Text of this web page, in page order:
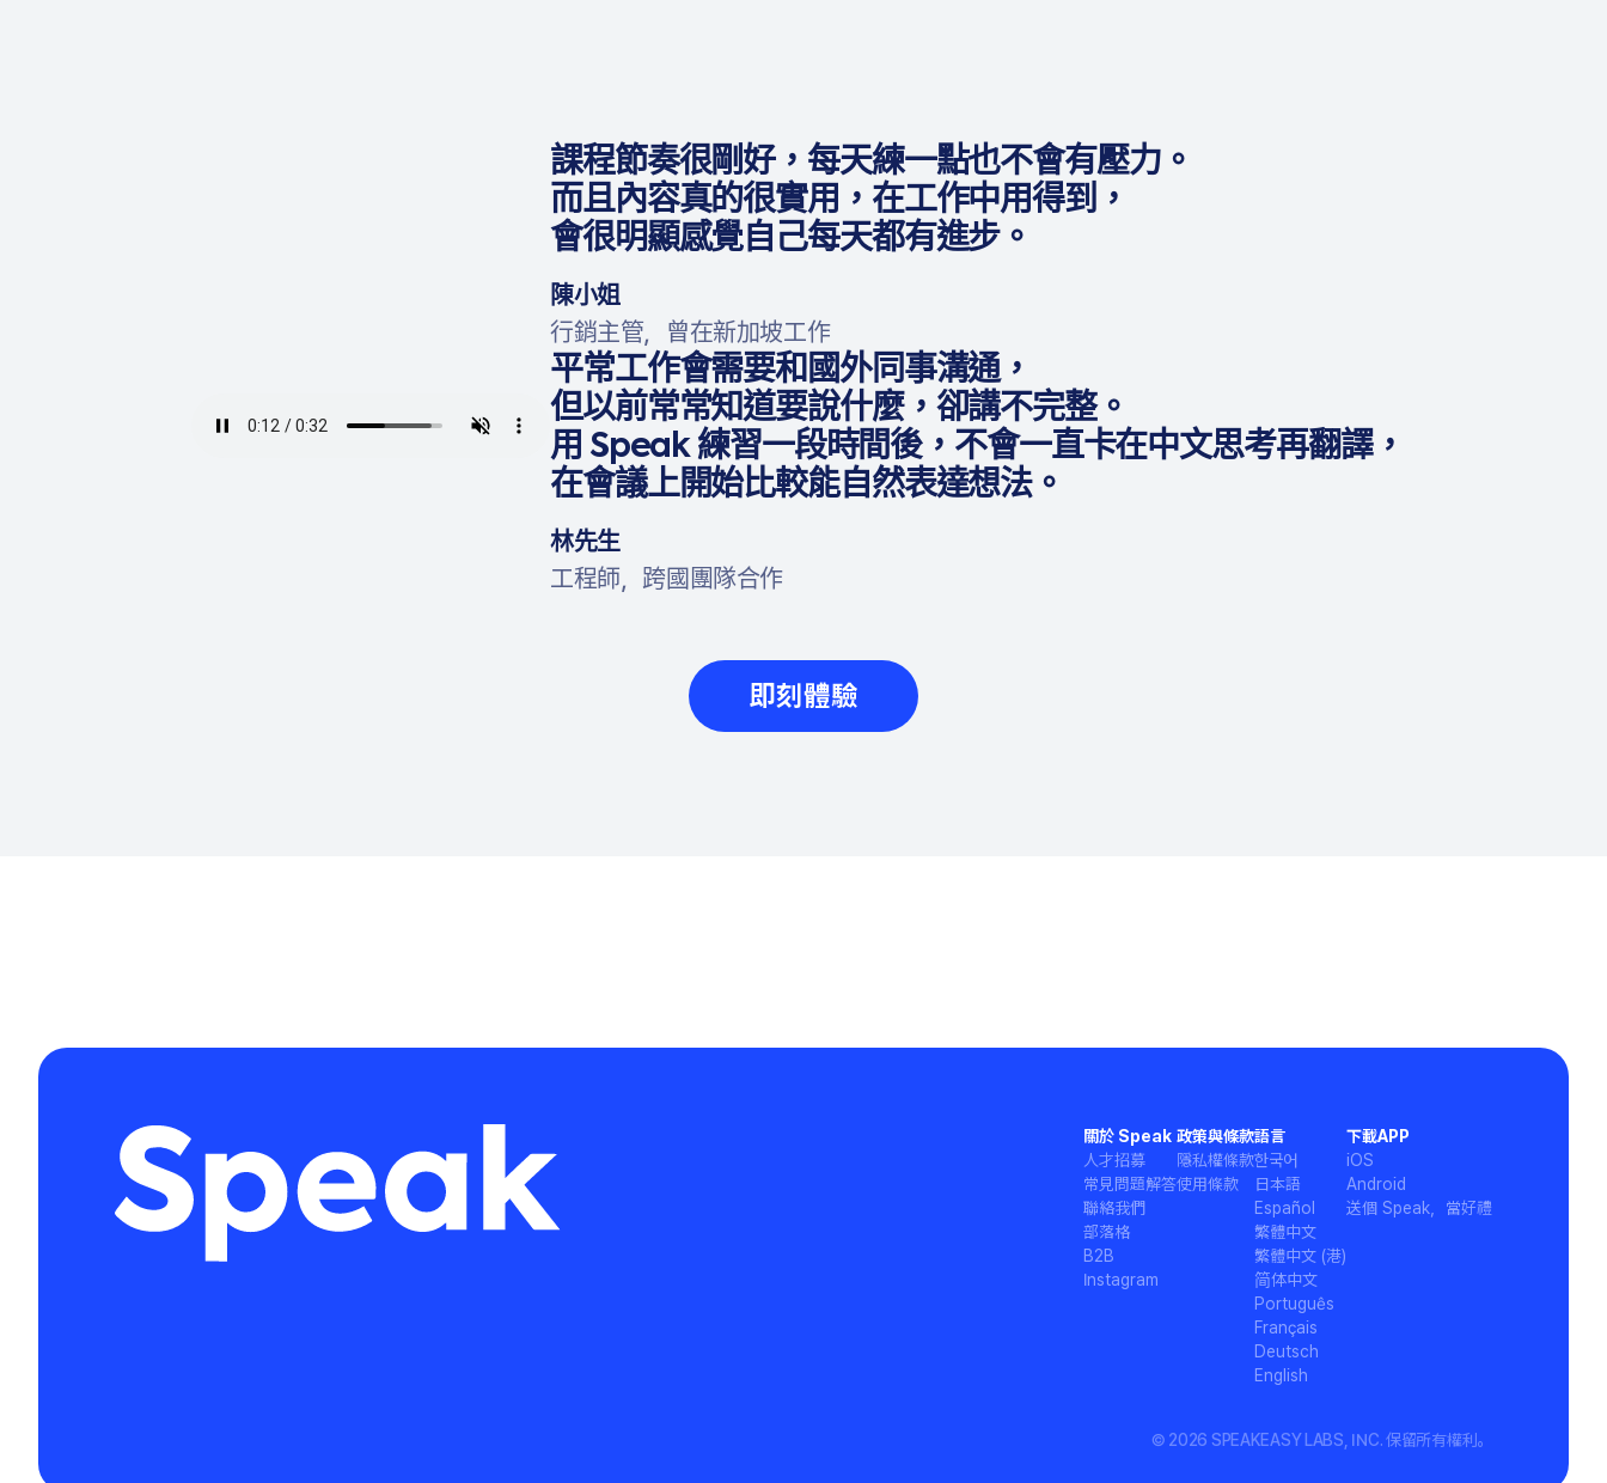
課程節奏很剛好，每天練一點也不會有壓力。
而且內容真的很實用，在工作中用得到，
會很明顯感覺自己每天都有進步。
陳小姐
行銷主管，曾在新加坡工作
平常工作會需要和國外同事溝通，
但以前常常知道要說什麼，卻講不完整。
用 Speak 練習一段時間後，不會一直卡在中文思考再翻譯，
在會議上開始比較能自然表達想法。
林先生
工程師，跨國團隊合作
即刻體驗
關於 Speak
人才招募
常見問題解答
聯絡我們
部落格
B2B
Instagram
政策與條款
隱私權條款
使用條款
語言
한국어
日本語
Español
繁體中文
繁體中文 (港)
简体中文
Português
Français
Deutsch
English
下載APP
iOS
Android
送個 Speak，當好禮
© 2026 SPEAKEASY LABS, INC. 保留所有權利。